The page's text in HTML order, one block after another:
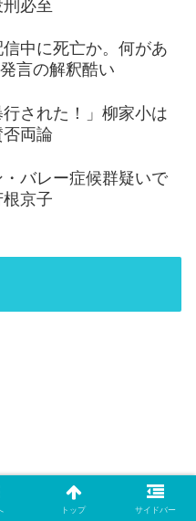
必至
中に死亡か。何があ
言の解釈酷い
行された！」柳家小は
両論
バレー症候群疑いで
京子
トップ サイドバー